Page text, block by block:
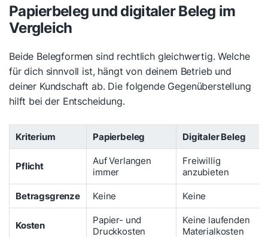
Papierbeleg und digitaler Beleg im
Vergleich
Beide Belegformen sind rechtlich gleichwertig. Welche
für dich sinnvoll ist, hängt von deinem Betrieb und
deiner Kundschaft ab. Die folgende Gegenüberstellung
hilft bei der Entscheidung.
Kriterium Papierbeleg Digitaler Beleg
Pflicht
Auf Verlangen
immer
Freiwillig
anzubieten
Betragsgrenze
Keine Keine
Kosten
Papier- und
Druckkosten
Keine laufenden
Materialkosten